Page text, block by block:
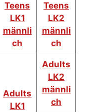
Teens
LK1
männli
ch
Teens
LK2
männli
ch
Adults
LK1
Adults
LK2
männli
ch